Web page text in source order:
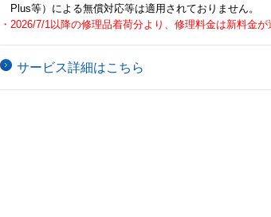
Plus等）による無償対応等は適用されておりません。
・2026/7/1以降の修理品着荷分より、修理料金は新料金が
サービス詳細はこちら